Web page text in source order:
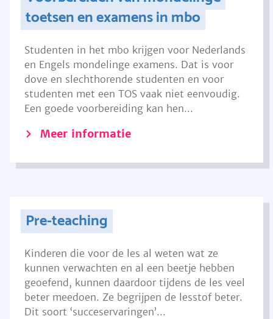
toetsen en examens in mbo
Studenten in het mbo krijgen voor Nederlands
en Engels mondelinge examens. Dat is voor
dove en slechthorende studenten en voor
studenten met een TOS vaak niet eenvoudig.
Een goede voorbereiding kan hen...
Meer informatie
Pre-teaching
Kinderen die voor de les al weten wat ze
kunnen verwachten en al een beetje hebben
geoefend, kunnen daardoor tijdens de les veel
beter meedoen. Ze begrijpen de lesstof beter.
Dit soort ‘succeservaringen’...